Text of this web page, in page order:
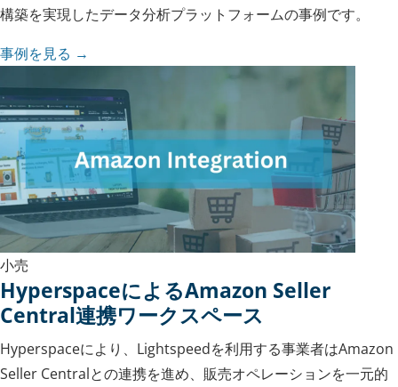
構築を実現したデータ分析プラットフォームの事例です。
事例を見る →
小売
HyperspaceによるAmazon Seller
Central連携ワークスペース
Hyperspaceにより、Lightspeedを利用する事業者はAmazon
Seller Centralとの連携を進め、販売オペレーションを一元的